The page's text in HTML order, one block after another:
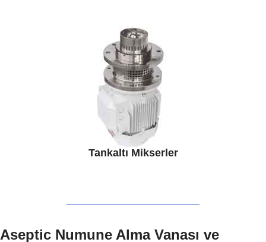
Tankaltı Mikserler
Aseptic Numune Alma Vanası ve